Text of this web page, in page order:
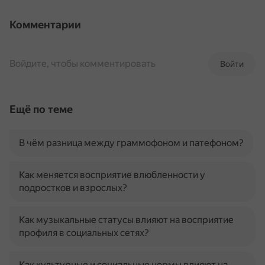
Комментарии
Войти
Войдите, чтобы комментировать
Ещё по теме
В чём разница между граммофоном и патефоном?
Как меняется восприятие влюбленности у
подростков и взрослых?
Как музыкальные статусы влияют на восприятие
профиля в социальных сетях?